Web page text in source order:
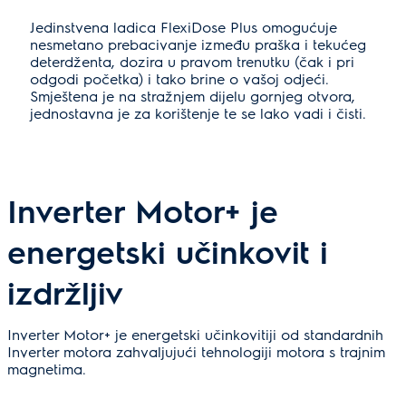
Jedinstvena ladica FlexiDose Plus omogućuje
nesmetano prebacivanje između praška i tekućeg
deterdženta, dozira u pravom trenutku (čak i pri
odgodi početka) i tako brine o vašoj odjeći.
Smještena je na stražnjem dijelu gornjeg otvora,
jednostavna je za korištenje te se lako vadi i čisti.
Inverter Motor+ je
energetski učinkovit i
izdržljiv
Inverter Motor+ je energetski učinkovitiji od standardnih
Inverter motora zahvaljujući tehnologiji motora s trajnim
magnetima.